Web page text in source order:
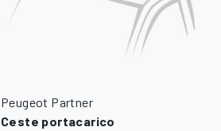
Peugeot Partner
Ceste portacarico